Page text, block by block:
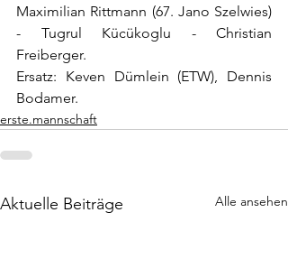
Maximilian Rittmann (67. Jano Szelwies)
- Tugrul Kücükoglu - Christian
Freiberger.
Ersatz: Keven Dümlein (ETW), Dennis
Bodamer.
erste.mannschaft
Aktuelle Beiträge Alle ansehen